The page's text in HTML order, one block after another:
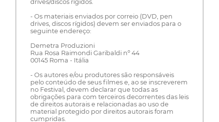
drives/discos rígidos.
- Os materiais enviados por correio (DVD, pen
drives, discos rígidos) devem ser enviados para o
seguinte endereço:
Demetra Produzioni
Rua Rosa Raimondi Garibaldi nº 44
00145 Roma - Itália
- Os autores e/ou produtores são responsáveis
pelo conteúdo de seus filmes e, ao se inscreverem
no Festival, devem declarar que todas as
obrigações para com terceiros decorrentes das leis
de direitos autorais e relacionadas ao uso de
material protegido por direitos autorais foram
cumpridas.